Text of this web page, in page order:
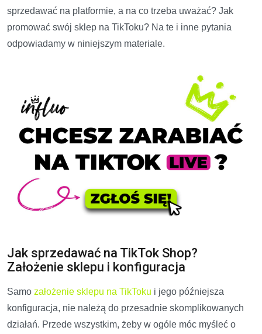
sprzedawać na platformie, a na co trzeba uważać? Jak
promować swój sklep na TikToku? Na te i inne pytania
odpowiadamy w niniejszym materiale.
Jak sprzedawać na TikTok Shop?
Założenie sklepu i konfiguracja
Samo założenie sklepu na TikToku i jego późniejsza
konfiguracja, nie należą do przesadnie skomplikowanych
działań. Przede wszystkim, żeby w ogóle móc myśleć o